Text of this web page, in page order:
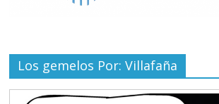
Los gemelos Por: Villafaña